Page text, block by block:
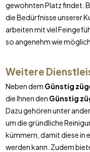
gewohnten Platz findet.
die Bedürfnisse unserer
arbeiten mit viel
so angenehm wie
Weitere
Neben dem Günstig
die Ihnen den Günstig
Dazu gehören unter
um die gründliche
kümmern, damit diese in
werden kann. Zudem